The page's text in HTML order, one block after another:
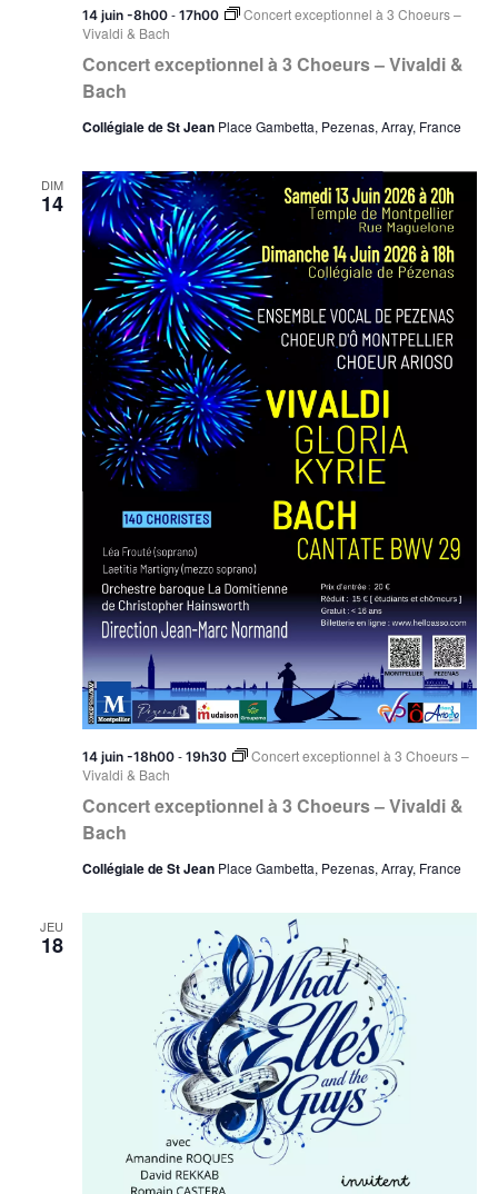
Concert exceptionnel à 3 Choeurs – Vivaldi &
Bach
14 juin -8h00- 17h00
Concert exceptionnel à 3 Choeurs –
Vivaldi & Bach
Collégiale de St Jean Place Gambetta, Pezenas, Array, France
DIM
14
Concert exceptionnel à 3 Choeurs – Vivaldi &
Bach
14 juin -18h00- 19h30
Concert exceptionnel à 3 Choeurs –
Vivaldi & Bach
Collégiale de St Jean Place Gambetta, Pezenas, Array, France
JEU
18